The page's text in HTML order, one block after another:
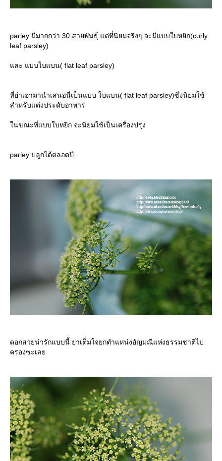
parley มีมากกว่า 30 สายพันธุ์ แต่ที่นิยมจริงๆ จะมีแบบใบหยิก(curly
leaf parsley)
ละ แบบใบแบน( flat leaf parsley)
ที่ย่าเอามานำเสนอนี่เป็นแบบ ใบแบน( flat leaf parsley)ซึ่งนิยมใช้
สำหรับแต่งประดับอาหาร
นขณะที่แบบใบหยิก จะนิยมใช้เป็นเครื่องปรุง
parley ปลูกได้ตลอดปี
ดอกสวยน่ารักแบบนี้ ย่าเต็มใจยกตำแหน่งอัญมณีแห่งธรรมชาติไป
ครองซะเล